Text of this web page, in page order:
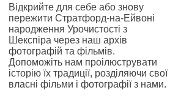
Відкрийте для себе або знову
пережити Стратфорд-на-Ейвоні
народження Урочистості з
Шекспіра через наш архів
фотографій та фільмів.
Допоможіть нам проілюструвати
історію їх традиції, розділяючи свої
власні фільми і фотографії з нами.